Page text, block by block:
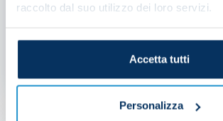
raccolto dal suo utilizzo dei loro servizi.
Accetta tutti
Personalizza
Simeone moves to Torino